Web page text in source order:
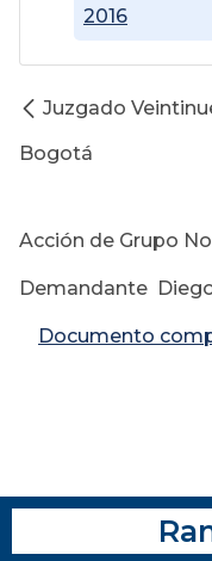
2016
Juzgado
Bogotá
Acción de Grupo
Demandante
Documento